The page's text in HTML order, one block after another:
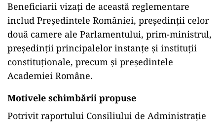
Beneficiarii vizați de această reglementare
includ Președintele României, președinții celor
două camere ale Parlamentului, prim-ministrul,
președinții principalelor instanțe și instituții
constituționale, precum și președintele
Academiei Române.
Motivele schimbării propuse
Potrivit raportului Consiliului de Administrație